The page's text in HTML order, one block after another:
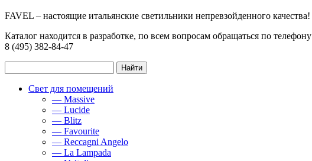
FAVEL – настоящие итальянские светильники непревзойденного качества!
Каталог находится в разработке, по всем вопросам обращаться по телефону
8 (495) 382-84-47
Свет для помещений
— Massive
— Lucide
— Blitz
— Favourite
— Reccagni Angelo
— La Lampada